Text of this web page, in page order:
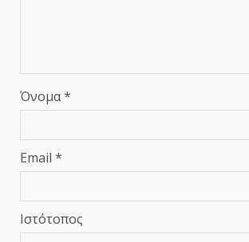
Όνομα*
Email *
Ιστότοπος